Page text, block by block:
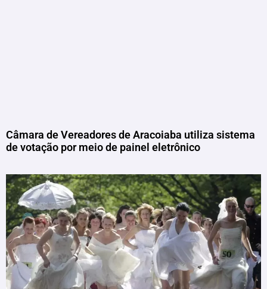
Câmara de Vereadores de Aracoiaba utiliza sistema
de votação por meio de painel eletrônico